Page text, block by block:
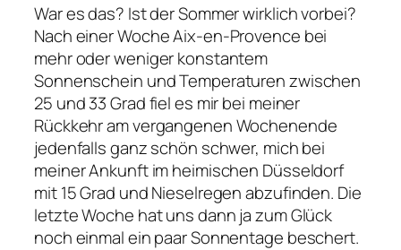
War es das? Ist der Sommer wirklich vorbei?
Nach einer Woche Aix-en-Provence bei
mehr oder weniger konstantem
Sonnenschein und Temperaturen zwischen
25 und 33 Grad fiel es mir bei meiner
Rückkehr am vergangenen Wochenende
jedenfalls ganz schön schwer, mich bei
meiner Ankunft im heimischen Düsseldorf
mit 15 Grad und Nieselregen abzufinden. Die
letzte Woche hat uns dann ja zum Glück
noch einmal ein paar Sonnentage beschert.